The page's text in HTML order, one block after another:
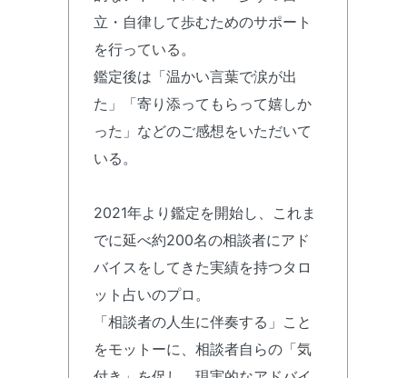
立・自律して歩むためのサポート
を行っている。
鑑定後は「温かい言葉で涙が出
た」「寄り添ってもらって嬉しか
った」などのご感想をいただいて
いる。
2021年より鑑定を開始し、これま
でに延べ約200名の相談者にアド
バイスをしてきた実績を持つタロ
ット占いのプロ。
「相談者の人生に伴奏する」こと
をモットーに、相談者自らの「気